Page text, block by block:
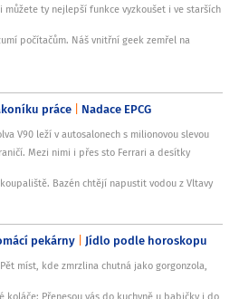
můžete ty nejlepší funkce vyzkoušet i ve starších
počítačům. Náš vnitřní geek zemřel na
práce Nadace EPCG
V90 leží v autosalonech s milionovou slevou
Mezi nimi i přes sto Ferrari a desítky
Bazén chtějí napustit vodou z Vltavy
pekárny Jídlo podle horoskopu
míst, kde zmrzlina chutná jako gorgonzola,
koláče: Přenesou vás do kuchyně u babičky i do